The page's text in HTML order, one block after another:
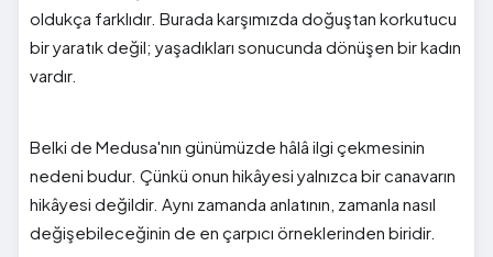
oldukça farklıdır. Burada karşımızda doğuştan korkutucu
bir yaratık değil; yaşadıkları sonucunda dönüşen bir kadın
vardır.
Belki de Medusa'nın günümüzde hâlâ ilgi çekmesinin
nedeni budur. Çünkü onun hikâyesi yalnızca bir canavarın
hikâyesi değildir. Aynı zamanda anlatının, zamanla nasıl
değişebileceğinin de en çarpıcı örneklerinden biridir.